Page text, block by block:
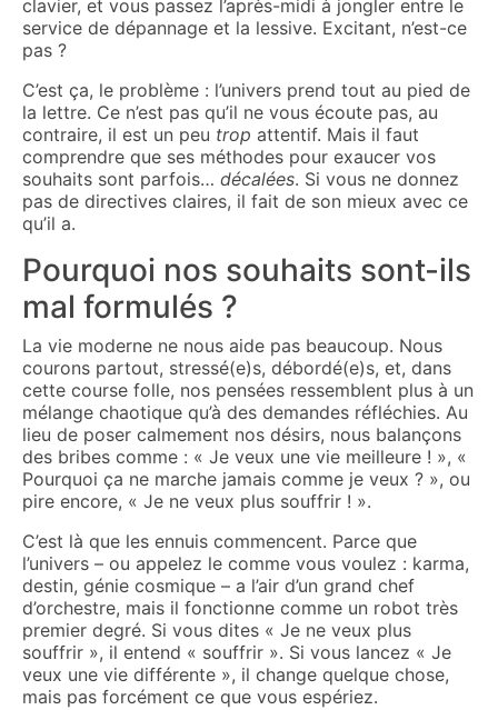
clavier, et vous passez l’après-midi à jongler entre le
service de dépannage et la lessive. Excitant, n’est-ce
pas ?
C’est ça, le problème : l’univers prend tout au pied de
la lettre. Ce n’est pas qu’il ne vous écoute pas, au
contraire, il est un peu trop attentif. Mais il faut
comprendre que ses méthodes pour exaucer vos
souhaits sont parfois… décalées. Si vous ne donnez
pas de directives claires, il fait de son mieux avec ce
qu’il a.
Pourquoi nos souhaits sont-ils
mal formulés ?
La vie moderne ne nous aide pas beaucoup. Nous
courons partout, stressé(e)s, débordé(e)s, et, dans
cette course folle, nos pensées ressemblent plus à un
mélange chaotique qu’à des demandes réfléchies. Au
lieu de poser calmement nos désirs, nous balançons
des bribes comme : « Je veux une vie meilleure ! », «
Pourquoi ça ne marche jamais comme je veux ? », ou
pire encore, « Je ne veux plus souffrir ! ».
C’est là que les ennuis commencent. Parce que
l’univers – ou appelez le comme vous voulez : karma,
destin, génie cosmique – a l’air d’un grand chef
d’orchestre, mais il fonctionne comme un robot très
premier degré. Si vous dites « Je ne veux plus
souffrir », il entend « souffrir ». Si vous lancez « Je
veux une vie différente », il change quelque chose,
mais pas forcément ce que vous espériez.